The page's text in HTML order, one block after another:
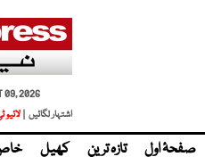
09, 2026
اشتہار لگائیں |
صفحۂ اول تازہ ترین کھیل